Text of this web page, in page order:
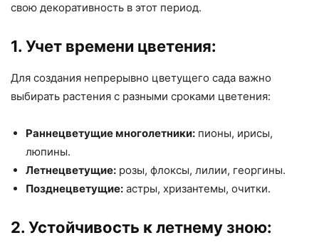
свою декоративность в этот период.
1. Учет времени цветения:
Для создания непрерывно цветущего сада важно
выбирать растения с разными сроками цветения:
Раннецветущие многолетники: пионы, ирисы,
люпины.
Летнецветущие: розы, флоксы, лилии, георгины.
Позднецветущие: астры, хризантемы, очитки.
2. Устойчивость к летнему зною: